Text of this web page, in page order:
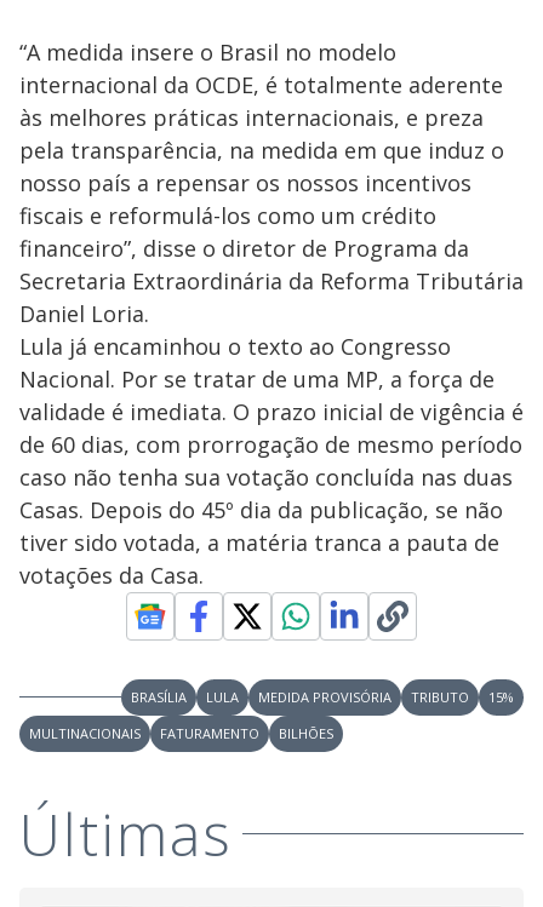
o
b
e
h
i
n
l
“A medida insere o Brasil no modelo
internacional da OCDE, é totalmente aderente
às melhores práticas internacionais, e preza
pela transparência, na medida em que induz o
nosso país a repensar os nossos incentivos
fiscais e reformulá-los como um crédito
financeiro”, disse o diretor de Programa da
Secretaria Extraordinária da Reforma Tributária
Daniel Loria.
Lula já encaminhou o texto ao Congresso
Nacional. Por se tratar de uma MP, a força de
validade é imediata. O prazo inicial de vigência é
de 60 dias, com prorrogação de mesmo período
caso não tenha sua votação concluída nas duas
Casas. Depois do 45º dia da publicação, se não
tiver sido votada, a matéria tranca a pauta de
votações da Casa.
BRASÍLIA LULA MEDIDA PROVISÓRIA TRIBUTO
15%
MULTINACIONAIS
FATURAMENTO BILHÕES
Últimas